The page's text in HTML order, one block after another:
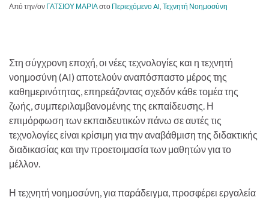
Από την/ον ΓΑΤΣΙΟΥ ΜΑΡΙΑστο Περιεχόμενο AI, Τεχνητή Νοημοσύνη
Στη σύγχρονη εποχή, οι νέες τεχνολογίες και η τεχνητή
νοημοσύνη (AI) αποτελούν αναπόσπαστο μέρος της
καθημερινότητας, επηρεάζοντας σχεδόν κάθε τομέα της
ζωής, συμπεριλαμβανομένης της εκπαίδευσης. Η
επιμόρφωση των εκπαιδευτικών πάνω σε αυτές τις
τεχνολογίες είναι κρίσιμη για την αναβάθμιση της διδακτικής
διαδικασίας και την προετοιμασία των μαθητών για το
μέλλον.
Η τεχνητή νοημοσύνη, για παράδειγμα, προσφέρει εργαλεία